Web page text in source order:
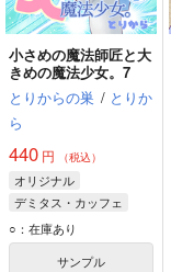
小さめの魔法師匠と大
きめの魔法少女。7
とりからの巣 / とりか
ら
440 円 （税込）
オリジナル
デミタス・カッフェ
マフィン・フラガ
ハルナス・アイザラ
○：在庫あり
サンプル